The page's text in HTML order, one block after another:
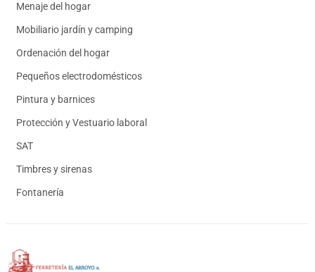
Menaje del hogar
Mobiliario jardín y camping
Ordenación del hogar
Pequeños electrodomésticos
Pintura y barnices
Protección y Vestuario laboral
SAT
Timbres y sirenas
Fontanería